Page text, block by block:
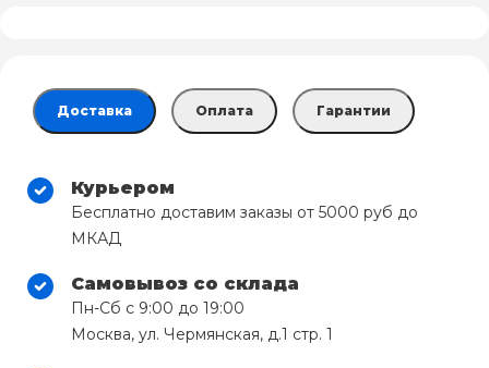
Доставка Оплата Гарантии
Курьером
Бесплатно доставим заказы от 5000 руб до
МКАД
Самовывоз со склада
Пн-Сб с 9:00 до 19:00
Москва, ул. Чермянская, д.1 стр. 1